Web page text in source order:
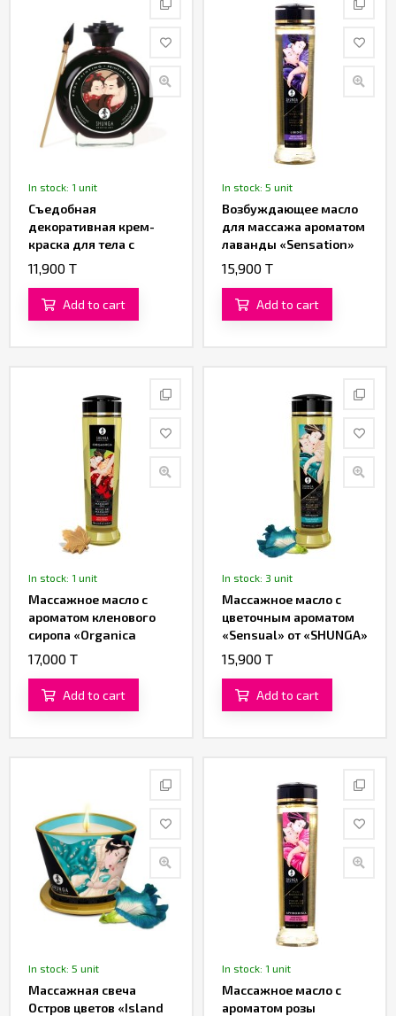
In stock: 1 unit
Съедобная
декоративная крем-
краска для тела с
ароматом шоколада от
«SHUNGA»
11,900 T
Add to cart
In stock: 5 unit
Возбуждающее масло
для массажа ароматом
лаванды «Sensation»
от «SHUNGA» (240 ML)
15,900 T
Add to cart
In stock: 1 unit
Массажное масло с
ароматом кленового
сиропа «Organica
Maple Delight» от
«SHUNGA» (240 ML)
17,000 T
Add to cart
In stock: 3 unit
Массажное масло с
цветочным ароматом
«Sensual» от «SHUNGA»
(240 ML)
15,900 T
Add to cart
In stock: 5 unit
Массажная свеча
Остров цветов «Island
In stock: 1 unit
Массажное масло с
ароматом розы